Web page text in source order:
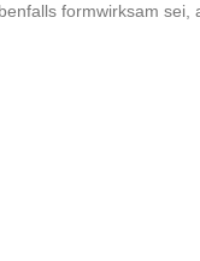
formwirksam sei,